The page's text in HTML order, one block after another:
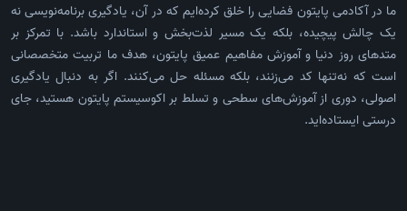
ما در آکادمی پایتون فضایی را خلق کرده‌ایم که در آن، یادگیری برنامه‌نویسی نه
یک چالش پیچیده، بلکه یک مسیر لذت‌بخش و استاندارد باشد. با تمرکز بر
متدهای روز دنیا و آموزش مفاهیم عمیق پایتون، هدف ما تربیت متخصصانی
است که نه‌تنها کد می‌زنند، بلکه مسئله حل می‌کنند. اگر به دنبال یادگیری
اصولی، دوری از آموزش‌های سطحی و تسلط بر اکوسیستم پایتون هستید، جای
درستی ایستاده‌اید.